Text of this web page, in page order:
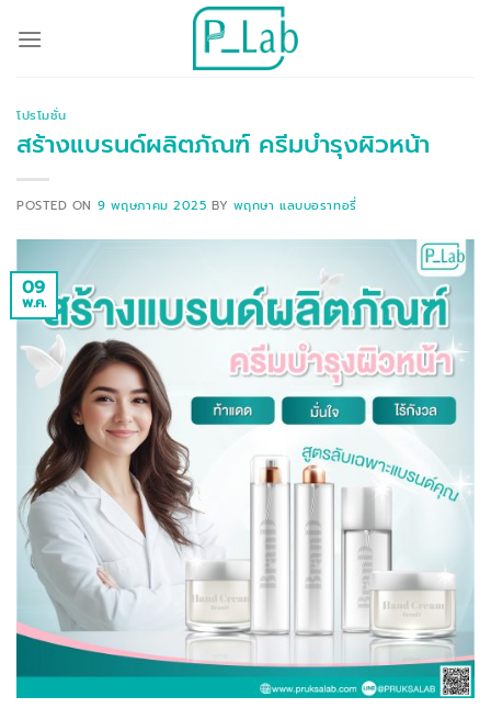
โปรโมชั่น
สร้างแบรนด์ผลิตภัณฑ์ ครีมบำรุงผิวหน้า
POSTED ON 9 พฤษภาคม 2025 BY พฤกษา แลบบอราทอรี่
09
พ.ค.